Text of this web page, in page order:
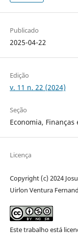
Publicado
2025-04-22
Edição
v. 11 n. 22 (2024)
Seção
Economia,
Licença
Copyright (c) 2024
Uirlon Ventura
Este trabalho está